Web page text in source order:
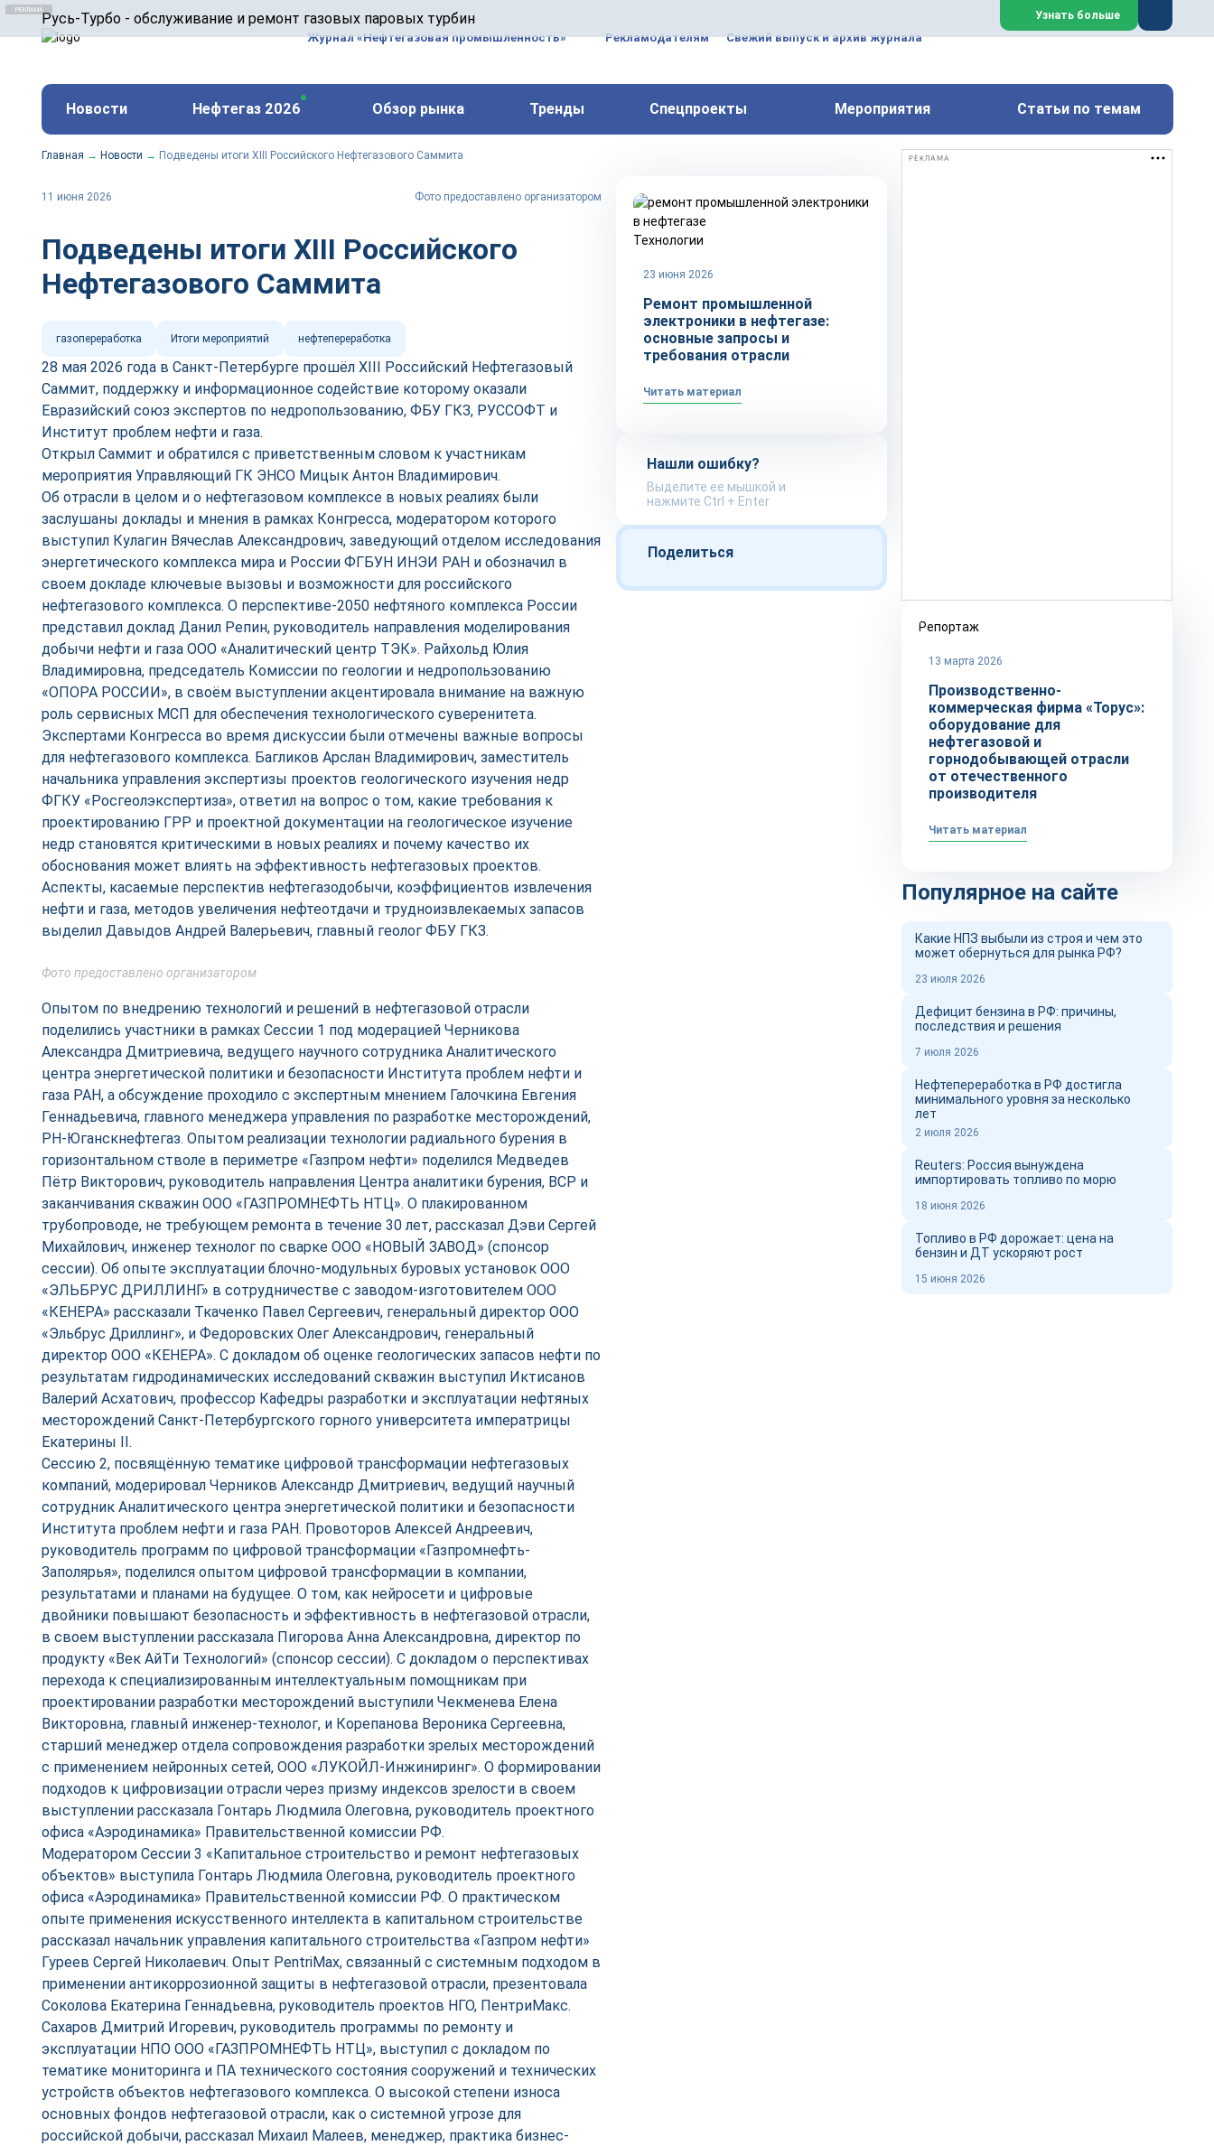
Русь-Турбо - обслуживание и ремонт газовых паровых турбин
ООО «Русь-Турбо» занимается сервисом газовых и паровых турбин, комплексным ремонтом, восстановлением, техническим обслуживанием
оборудования ТЭС, зарубежных поршневых машин и компрессоров, которые работают на нефтегазовых, нефтехимических, металлургических
и других предприятиях.
Реклама. ООО «Русь-Турбо», ИНН 7802588950
erid: F7NfYUJCUneVdwPs4znf
Закрыть
Узнать больше
Журнал «Нефтегазовая промышленность» Рекламодателям Свежий выпуск и архив журнала
Новости Нефтегаз 2026 Обзор рынка Тренды Спецпроекты Мероприятия Статьи по темам
Главная → Новости → Подведены итоги XIII Российского Нефтегазового Саммита
11 июня 2026 Фото предоставлено организатором
Подведены итоги XIII Российского
Нефтегазового Саммита
газопереработка Итоги мероприятий нефтепереработка
28 мая 2026 года в Санкт-Петербурге прошёл XIII Российский Нефтегазовый
Саммит, поддержку и информационное содействие которому оказали
Евразийский союз экспертов по недропользованию, ФБУ ГКЗ, РУССОФТ и
Институт проблем нефти и газа.
Открыл Саммит и обратился с приветственным словом к участникам
мероприятия Управляющий ГК ЭНСО Мицык Антон Владимирович.
Об отрасли в целом и о нефтегазовом комплексе в новых реалиях были
заслушаны доклады и мнения в рамках Конгресса, модератором которого
выступил Кулагин Вячеслав Александрович, заведующий отделом исследования
энергетического комплекса мира и России ФГБУН ИНЭИ РАН и обозначил в
своем докладе ключевые вызовы и возможности для российского
нефтегазового комплекса. О перспективе-2050 нефтяного комплекса России
представил доклад Данил Репин, руководитель направления моделирования
добычи нефти и газа ООО «Аналитический центр ТЭК». Райхольд Юлия
Владимировна, председатель Комиссии по геологии и недропользованию
«ОПОРА РОССИИ», в своём выступлении акцентировала внимание на важную
роль сервисных МСП для обеспечения технологического суверенитета.
Экспертами Конгресса во время дискуссии были отмечены важные вопросы
для нефтегазового комплекса. Багликов Арслан Владимирович, заместитель
начальника управления экспертизы проектов геологического изучения недр
ФГКУ «Росгеолэкспертиза», ответил на вопрос о том, какие требования к
проектированию ГРР и проектной документации на геологическое изучение
недр становятся критическими в новых реалиях и почему качество их
обоснования может влиять на эффективность нефтегазовых проектов.
Аспекты, касаемые перспектив нефтегазодобычи, коэффициентов извлечения
нефти и газа, методов увеличения нефтеотдачи и трудноизвлекаемых запасов
выделил Давыдов Андрей Валерьевич, главный геолог ФБУ ГКЗ.
Фото предоставлено организатором
Опытом по внедрению технологий и решений в нефтегазовой отрасли
поделились участники в рамках Сессии 1 под модерацией Черникова
Александра Дмитриевича, ведущего научного сотрудника Аналитического
центра энергетической политики и безопасности Института проблем нефти и
газа РАН, а обсуждение проходило с экспертным мнением Галочкина Евгения
Геннадьевича, главного менеджера управления по разработке месторождений,
РН-Юганскнефтегаз. Опытом реализации технологии радиального бурения в
горизонтальном стволе в периметре «Газпром нефти» поделился Медведев
Пётр Викторович, руководитель направления Центра аналитики бурения, ВСР и
заканчивания скважин ООО «ГАЗПРОМНЕФТЬ НТЦ». О плакированном
трубопроводе, не требующем ремонта в течение 30 лет, рассказал Дэви Сергей
Михайлович, инженер технолог по сварке ООО «НОВЫЙ ЗАВОД» (спонсор
сессии). Об опыте эксплуатации блочно-модульных буровых установок ООО
«ЭЛЬБРУС ДРИЛЛИНГ» в сотрудничестве с заводом-изготовителем ООО
«КЕНЕРА» рассказали Ткаченко Павел Сергеевич, генеральный директор ООО
«Эльбрус Дриллинг», и Федоровских Олег Александрович, генеральный
директор ООО «КЕНЕРА». С докладом об оценке геологических запасов нефти по
результатам гидродинамических исследований скважин выступил Иктисанов
Валерий Асхатович, профессор Кафедры разработки и эксплуатации нефтяных
месторождений Санкт-Петербургского горного университета императрицы
Екатерины II.
Сессию 2, посвящённую тематике цифровой трансформации нефтегазовых
компаний, модерировал Черников Александр Дмитриевич, ведущий научный
сотрудник Аналитического центра энергетической политики и безопасности
Института проблем нефти и газа РАН. Провоторов Алексей Андреевич,
руководитель программ по цифровой трансформации «Газпромнефть-
Заполярья», поделился опытом цифровой трансформации в компании,
результатами и планами на будущее. О том, как нейросети и цифровые
двойники повышают безопасность и эффективность в нефтегазовой отрасли,
в своем выступлении рассказала Пигорова Анна Александровна, директор по
продукту «Век АйТи Технологий» (спонсор сессии). С докладом о перспективах
перехода к специализированным интеллектуальным помощникам при
проектировании разработки месторождений выступили Чекменева Елена
Викторовна, главный инженер-технолог, и Корепанова Вероника Сергеевна,
старший менеджер отдела сопровождения разработки зрелых месторождений
с применением нейронных сетей, ООО «ЛУКОЙЛ-Инжиниринг». О формировании
подходов к цифровизации отрасли через призму индексов зрелости в своем
выступлении рассказала Гонтарь Людмила Олеговна, руководитель проектного
офиса «Аэродинамика» Правительственной комиссии РФ.
Модератором Сессии 3 «Капитальное строительство и ремонт нефтегазовых
объектов» выступила Гонтарь Людмила Олеговна, руководитель проектного
офиса «Аэродинамика» Правительственной комиссии РФ. О практическом
опыте применения искусственного интеллекта в капитальном строительстве
рассказал начальник управления капитального строительства «Газпром нефти»
Гуреев Сергей Николаевич. Опыт PentriMax, связанный с системным подходом в
применении антикоррозионной защиты в нефтегазовой отрасли, презентовала
Соколова Екатерина Геннадьевна, руководитель проектов НГО, ПентриМакс.
Сахаров Дмитрий Игоревич, руководитель программы по ремонту и
эксплуатации НПО ООО «ГАЗПРОМНЕФТЬ НТЦ», выступил с докладом по
тематике мониторинга и ПА технического состояния сооружений и технических
устройств объектов нефтегазового комплекса. О высокой степени износа
основных фондов нефтегазовой отрасли, как о системной угрозе для
российской добычи, рассказал Михаил Малеев, менеджер, практика бизнес-
Технологии
23 июня 2026
Ремонт промышленной
электроники в нефтегазе:
основные запросы и
требования отрасли
Читать материал
Нашли ошибку?
Выделите ее мышкой и
нажмите Ctrl + Enter
Поделиться
РЕКЛАМА
Репортаж
13 марта 2026
Производственно-
коммерческая фирма «Торус»:
оборудование для
нефтегазовой и
горнодобывающей отрасли
от отечественного
производителя
Читать материал
Популярное на сайте
Какие НПЗ выбыли из строя и чем это
может обернуться для рынка РФ?
23 июля 2026
Дефицит бензина в РФ: причины,
последствия и решения
7 июля 2026
Нефтепереработка в РФ достигла
минимального уровня за несколько
лет
2 июля 2026
Reuters: Россия вынуждена
импортировать топливо по морю
18 июня 2026
Топливо в РФ дорожает: цена на
бензин и ДТ ускоряют рост
15 июня 2026